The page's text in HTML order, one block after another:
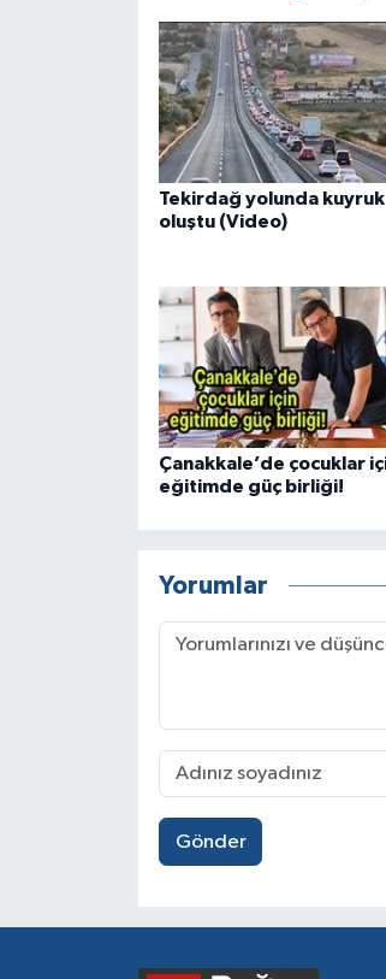
Tekirdağ yolunda kuyruk
oluştu (Video)
Çanakkale’de çocuklar
eğitimde güç birliği!
Yorumlar
Gönder